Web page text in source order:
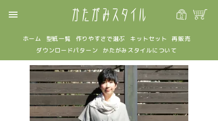
menu
ホーム 型紙一覧 作りやすさで選ぶ キットセット
再販売
ダウンロードパターン
かたがみスタイルについて